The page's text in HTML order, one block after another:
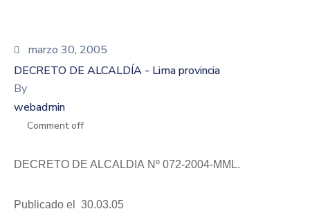
marzo 30, 2005
DECRETO DE ALCALDÍA - Lima provincia
By
webadmin
Comment off
DECRETO DE ALCALDIA Nº 072-2004-MML.
Publicado el 30.03.05